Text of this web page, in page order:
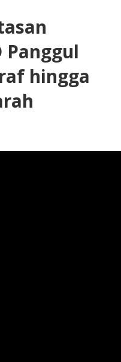
Panggul
hingga